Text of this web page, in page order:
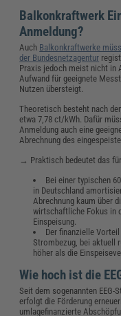
Balkonkraftwerk
Anmeldung?
Auch Balkonkraftwerke
der Bundesnetzagentur
Praxis jedoch meist nicht in
Aufwand für geeignete
Nutzen übersteigt.
Theoretisch besteht nach
etwa 7,78 ct/kWh. Dafür
Anmeldung auch eine
Abrechnung des
→ Praktisch bedeutet das
Bei einer typischen
in Deutschland
Abrechnung kaum über
wirtschaftliche Fokus in
Einspeisung.
Der finanzielle
Strombezug, bei aktuell
höher als die
Wie hoch ist die
Seit dem sogenannten
erfolgt die Förderung
umlagefinanzierte